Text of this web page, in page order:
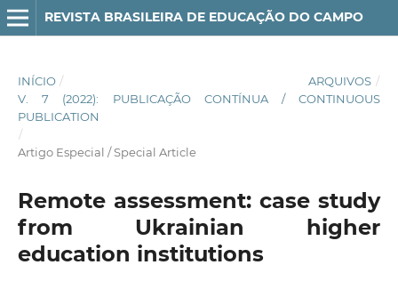
REVISTA BRASILEIRA DE EDUCAÇÃO DO CAMPO
INÍCIO / ARQUIVOS /
V. 7 (2022): PUBLICAÇÃO CONTÍNUA / CONTINUOUS
PUBLICATION
/
Artigo Especial / Special Article
Remote assessment: case study
from Ukrainian higher
education institutions